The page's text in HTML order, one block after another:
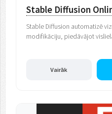
Stable Diffusion
Stable Diffusion automatizē
modifikāciju, piedāvājot
Vairāk